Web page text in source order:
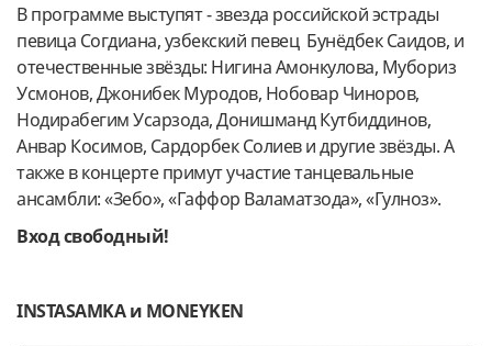
В программе выступят - звезда российской эстрады
певица Согдиана, узбекский певец Бунёдбек Саидов, и
отечественные звёзды: Нигина Амонкулова, Мубориз
Усмонов, Джонибек Муродов, Нобовар Чиноров,
Нодирабегим Усарзода, Донишманд Кутбиддинов,
Анвар Косимов, Сардорбек Солиев и другие звёзды. А
также в концерте примут участие танцевальные
ансамбли: «Зебо», «Гаффор Валаматзода», «Гулноз».
Вход свободный!
INSTASAMKA и MONEYKEN